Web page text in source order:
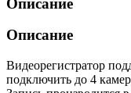
Описание
Видеорегистратор
подключить до 4